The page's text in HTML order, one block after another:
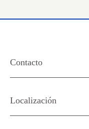
Contacto
Localización